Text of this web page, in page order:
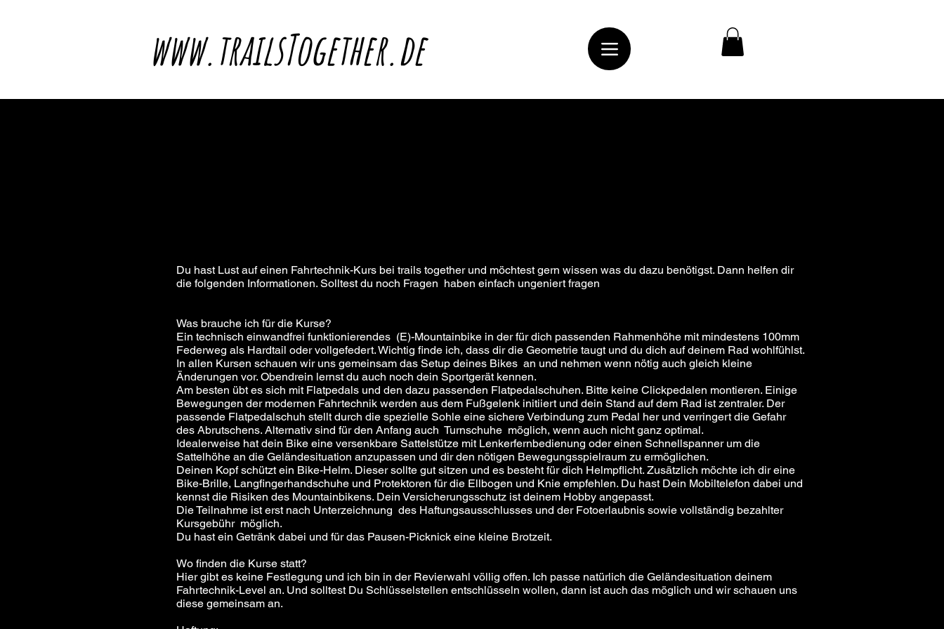
www.trailsTogether.de
Du hast Lust auf einen Fahrtechnik-Kurs bei trails together und möchtest gern wissen was du dazu benötigst. Dann helfen dir
die folgenden Informationen. Solltest du noch Fragen haben einfach ungeniert fragen
Was brauche ich für die Kurse?
Ein technisch einwandfrei funktionierendes (E)-Mountainbike in der für dich passenden Rahmenhöhe mit mindestens 100mm
Federweg als Hardtail oder vollgefedert. Wichtig finde ich, dass dir die Geometrie taugt und du dich auf deinem Rad wohlfühlst.
In allen Kursen schauen wir uns gemeinsam das Setup deines Bikes an und nehmen wenn nötig auch gleich kleine
Änderungen vor. Obendrein lernst du auch noch dein Sportgerät kennen.
Am besten übt es sich mit Flatpedals und den dazu passenden Flatpedalschuhen. Bitte keine Clickpedalen montieren. Einige
Bewegungen der modernen Fahrtechnik werden aus dem Fußgelenk initiiert und dein Stand auf dem Rad ist zentraler. Der
passende Flatpedalschuh stellt durch die spezielle Sohle eine sichere Verbindung zum Pedal her und verringert die Gefahr
des Abrutschens. Alternativ sind für den Anfang auch Turnschuhe möglich, wenn auch nicht ganz optimal.
Idealerweise hat dein Bike eine versenkbare Sattelstütze mit Lenkerfernbedienung oder einen Schnellspanner um die
Sattelhöhe an die Geländesituation anzupassen und dir den nötigen Bewegungsspielraum zu ermöglichen.
Deinen Kopf schützt ein Bike-Helm. Dieser sollte gut sitzen und es besteht für dich Helmpflicht. Zusätzlich möchte ich dir eine
Bike-Brille, Langfingerhandschuhe und Protektoren für die Ellbogen und Knie empfehlen. Du hast Dein Mobiltelefon dabei und
kennst die Risiken des Mountainbikens. Dein Versicherungsschutz ist deinem Hobby angepasst.
Die Teilnahme ist erst nach Unterzeichnung des Haftungsausschlusses und der Fotoerlaubnis sowie vollständig bezahlter
Kursgebühr möglich.
Du hast ein Getränk dabei und für das Pausen-Picknick eine kleine Brotzeit.
Wo finden die Kurse statt?​
Hier gibt es keine Festlegung und ich bin in der Revierwahl völlig offen. Ich passe natürlich die Geländesituation deinem
Fahrtechnik-Level an. Und solltest Du Schlüsselstellen entschlüsseln wollen, dann ist auch das möglich und wir schauen uns
diese gemeinsam an.